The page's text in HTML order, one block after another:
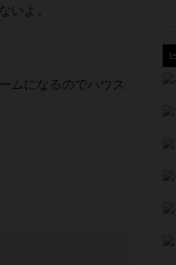
いよ。
ムになるのでハウス